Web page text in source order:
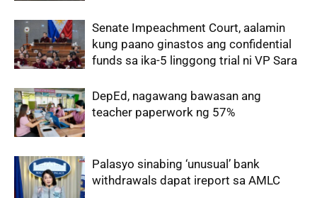
Senate Impeachment Court, aalamin
kung paano ginastos ang confidential
funds sa ika-5 linggong trial ni VP Sara
DepEd, nagawang bawasan ang
teacher paperwork ng 57%
Palasyo sinabing ‘unusual’ bank
withdrawals dapat ireport sa AMLC